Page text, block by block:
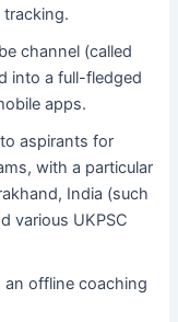
channel (called
into a full-fledged
apps.
aspirants for
with a particular
India (such
various UKPSC
an offline coaching